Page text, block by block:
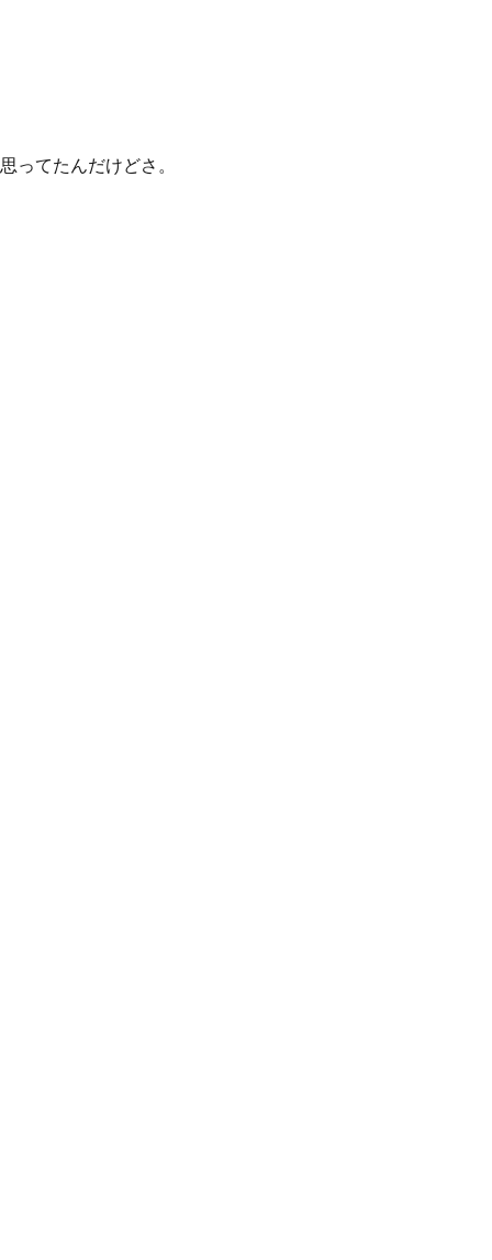
ってたんだけどさ。